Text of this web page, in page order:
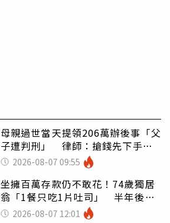
母親過世當天提領206萬辦後事「父
子遭判刑」 律師：搶錢先下手是
罪 2026-08-07 09:55
坐擁百萬存款仍不敢花！74歲獨居
翁「1餐只吃1片吐司」 半年後暴
瘦嚇壞女兒
2026-08-07 12:01